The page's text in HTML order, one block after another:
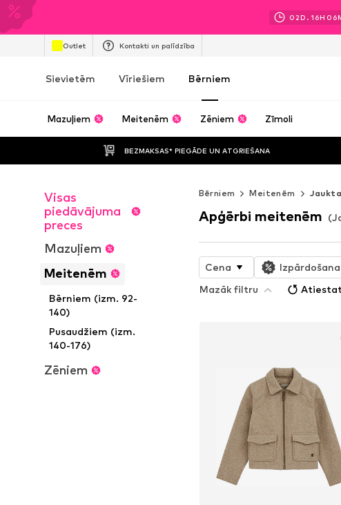
02D. 16H 06
Outlet Kontakti un palīdzība
Sievietēm Vīriešiem Bērniem
Mazuļiem Meitenēm Zēniem Zīmoli
BEZMAKSAS* PIEGĀDE UN ATGRIEŠANA
Visas
piedāvājuma
preces
Mazuļiem
Meitenēm
Bērniem (izm. 92-
140)
Pusaudžiem (izm.
140-176)
Zēniem
Bērniem Meitenēm
Apģērbi meitenēm
Cena Izpārdošana
Mazāk filtru